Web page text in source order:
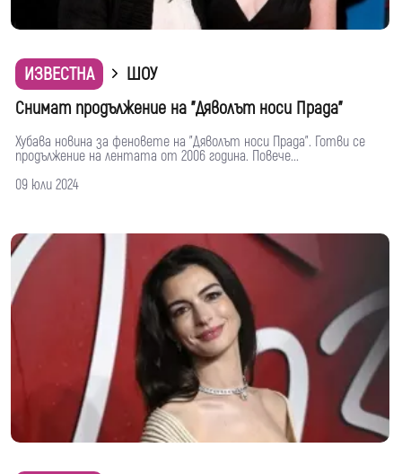
ИЗВЕСТНА
ШОУ
Снимат продължение на "Дяволът носи Прада"
Хубава новина за феновете на "Дяволът носи Прада". Готви се
продължение на лентата от 2006 година. Повече...
09 юли 2024